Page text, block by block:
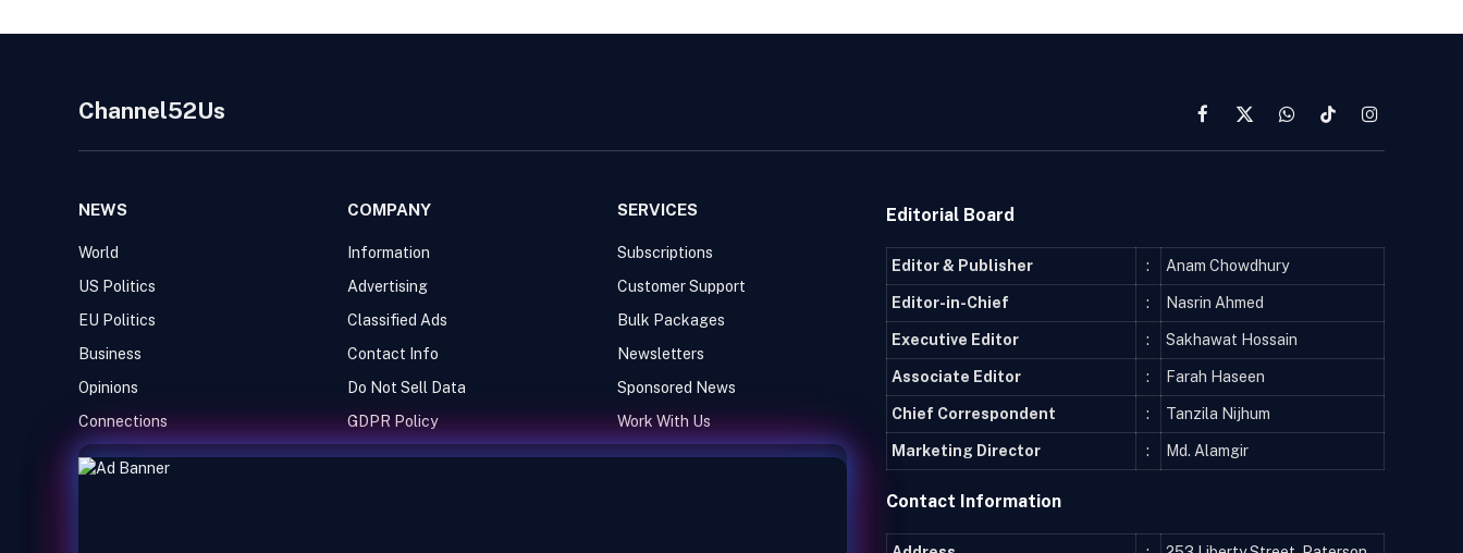
Channel52Us Facebook
X
WhatsAppTikTokInstagram
NEWS
World
US Politics
EU Politics
Business
Opinions
Connections
COMPANY
Information
Advertising
Classified Ads
Contact Info
Do Not Sell Data
GDPR Policy
SERVICES
Subscriptions
Customer Support
Bulk Packages
Newsletters
Sponsored News
Work With Us
Editorial Board
Editor & Publisher : Anam Chowdhury
Editor-in-Chief : Nasrin Ahmed
Executive Editor : Sakhawat Hossain
Associate Editor : Farah Haseen
Chief Correspondent : Tanzila Nijhum
Marketing Director : Md. Alamgir
Contact Information